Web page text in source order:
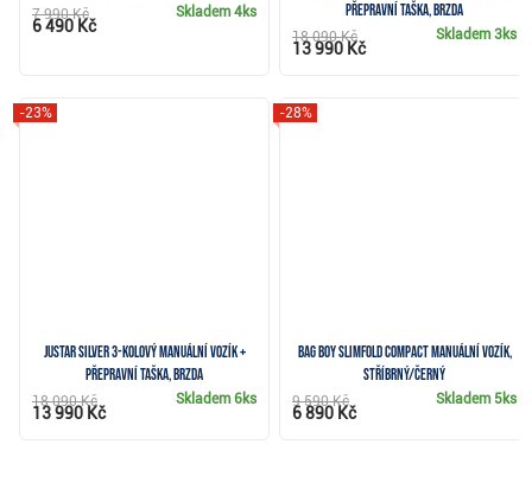
Skladem4ks
7 990 Kč
6 490 Kč
přepravní taška, brzda
Skladem3ks
18 090 Kč
13 990 Kč
JuStar Silver 3-kolový manuální vozík +
přepravní taška, brzda
-23%
Skladem6ks
18 090 Kč
13 990 Kč
Bag Boy Slimfold Compact manuální vozík,
stříbrný/černý
-28%
Skladem 5ks
9 590 Kč
6 890 Kč